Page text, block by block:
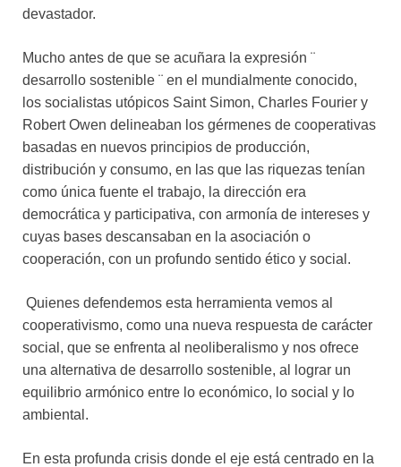
devastador.
Mucho antes de que se acuñara la expresión ¨
desarrollo sostenible ¨ en el mundialmente conocido,
los socialistas utópicos Saint Simon, Charles Fourier y
Robert Owen delineaban los gérmenes de cooperativas
basadas en nuevos principios de producción,
distribución y consumo, en las que las riquezas tenían
como única fuente el trabajo, la dirección era
democrática y participativa, con armonía de intereses y
cuyas bases descansaban en la asociación o
cooperación, con un profundo sentido ético y social.
Quienes defendemos esta herramienta vemos al
cooperativismo, como una nueva respuesta de carácter
social, que se enfrenta al neoliberalismo y nos ofrece
una alternativa de desarrollo sostenible, al lograr un
equilibrio armónico entre lo económico, lo social y lo
ambiental.
En esta profunda crisis donde el eje está centrado en la